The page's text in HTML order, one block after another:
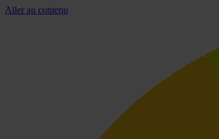
Aller au contenu